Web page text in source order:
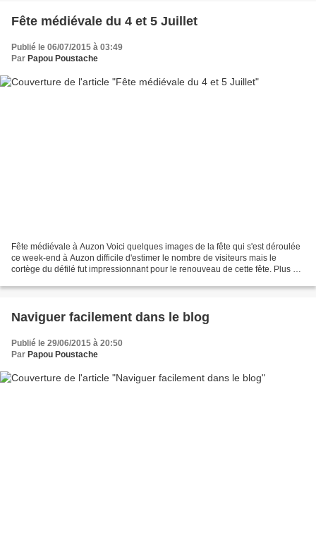
Fête médiévale du 4 et 5 Juillet
Publié le 06/07/2015 à 03:49
Par Papou Poustache
Fête médiévale à Auzon Voici quelques images de la fête qui s'est déroulée
ce week-end à Auzon difficile d'estimer le nombre de visiteurs mais le
cortège du défilé fut impressionnant pour le renouveau de cette fête. Plus de
Naviguer facilement dans le blog
Publié le 29/06/2015 à 20:50
Par Papou Poustache